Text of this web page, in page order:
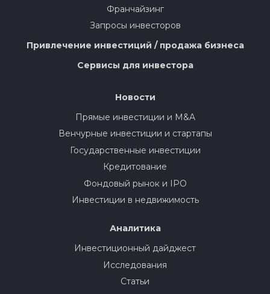
Франчайзинг
Запросы инвесторов
Привлечение инвестиций / продажа бизнеса
Сервисы для инвестора
Новости
Прямые инвестиции и M&A
Венчурные инвестиции и стартапы
Государственные инвестиции
Кредитование
Фондовый рынок и IPO
Инвестиции в недвижимость
Аналитика
Инвестиционный дайджест
Исследования
Статьи